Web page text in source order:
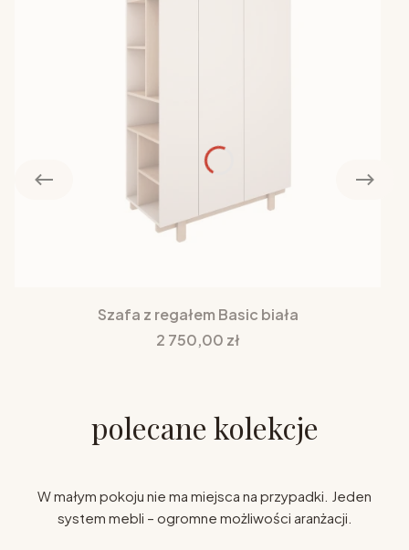
Szafa z regałem Basic biała
Cena
2 750,00 zł
polecane kolekcje
W małym pokoju nie ma miejsca na przypadki. Jeden
system mebli – ogromne możliwości aranżacji.